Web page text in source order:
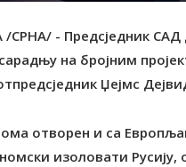
/СРНА/ - Предсједник
на бројним
Џејмс
отворен и са
изоловати Русију,